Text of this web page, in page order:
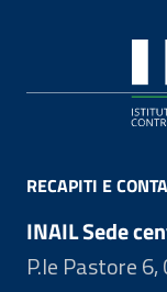
RECAPITI E
INAIL Sede
P.le Pastore